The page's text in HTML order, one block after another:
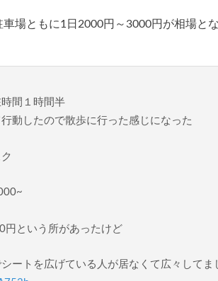
場ともに1日2000円～3000円が相場と
間１時間半
動したので散歩に行った感じになった
円という所があったけど
ートを広げている人が居なくて広々してま